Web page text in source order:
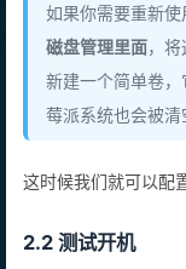
如果你需要重新
磁盘管理里面，
新建一个简单卷
莓派系统也会被清
这时候我们就可以配
2.2 测试开机